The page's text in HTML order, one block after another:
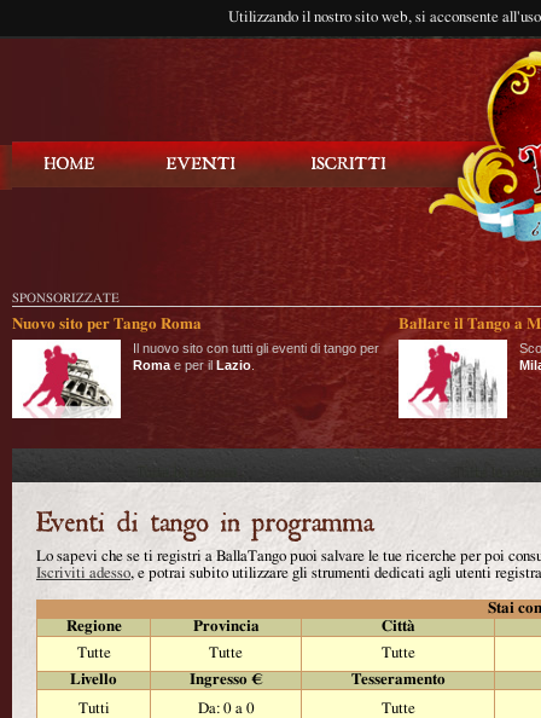
Utilizzando il nostro sito web, si acconsente
SPONSORIZZATE
Nuovo sito per Tango Roma
Il nuovo sito con tutti gli eventi di tango per
Roma e per il Lazio
Ballare il Tango a
Lo sapevi che se ti registri a BallaTango puoi salvare le tue ricerche per poi
Iscriviti adesso, e potrai subito utilizzare gli strumenti dedicati agli utenti
Stai
Regione
Provincia
Città
Tutte
Tutte
Tutte
Livello
Ingresso €
Tesseramento
Tutti
Da: 0 a 0 Tutte